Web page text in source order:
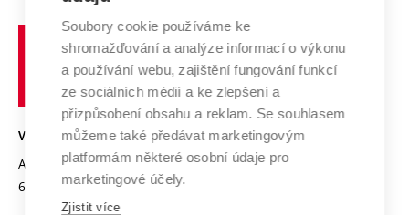
Systém zajišťování kvality výzkumu
Výzkumné infrastruktury
Transfer znalostí
Open Science
Projekty
Projekty ze strukturálních fondů
Specifický výzkum
Spolupráce se školami
Služby univerzity
Mezinárodní dohody
Univerzitní sítě
Profil univerzity
Udržitelná univerzita
Podnikavá univerzita / ContriBUTe
Bezpečná univerzita
Vyznamenání
Organizační struktura
učení
technické
VYSOKÉ UČENÍ TECHNICKÉ V BRNĚ
Antonínská 548/1
602 00 Brno
www.vut.cz
vut@vutbr.cz
Soubory cookie používáme ke
shromažďování a analýze informací o výkonu
a používání webu, zajištění fungování funkcí
ze sociálních médií a ke zlepšení a
přizpůsobení obsahu a reklam. Se souhlasem
můžeme také předávat marketingovým
platformám některé osobní údaje pro
marketingové účely.
Zjistit více